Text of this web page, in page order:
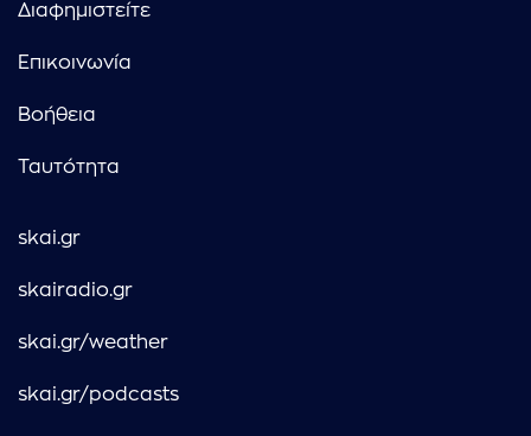
Διαφημιστείτε
Επικοινωνία
Βοήθεια
Ταυτότητα
skai.gr
skairadio.gr
skai.gr/weather
skai.gr/podcasts